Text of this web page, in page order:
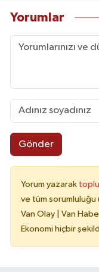
Yorumlar
Gönder
Yorum yazarak
ve tüm sorumluluğu
Van Olay | Van
Ekonomi hiçbir